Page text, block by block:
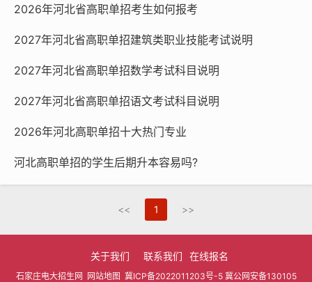
2026年河北省高职单招考生如何报考
2027年河北省高职单招建筑类职业技能考试说明
2027年河北省高职单招数学考试科目说明
2027年河北省高职单招语文考试科目说明
2026年河北高职单招十大热门专业
河北高职单招的学生后期升本容易吗?
<< 1 >>
关于我们 联系我们 在线报名
石家庄电大招生网 网站地图 冀ICP备2022011203号-5 冀公网安备130105